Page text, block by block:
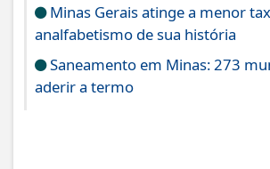
Minas Gerais atinge a menor
analfabetismo de sua história
Saneamento em Minas: 273
aderir a termo